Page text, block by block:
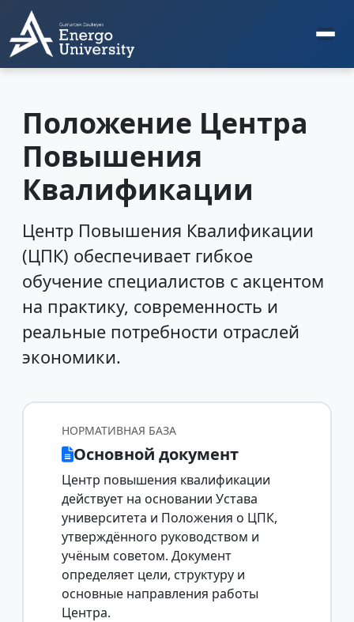
Положение Центра
Повышения
Квалификации
Центр Повышения Квалификации
(ЦПК) обеспечивает гибкое
обучение специалистов с акцентом
на практику, современность и
реальные потребности отраслей
экономики.
НОРМАТИВНАЯ БАЗА
Основной документ
Центр повышения квалификации
действует на основании Устава
университета и Положения о ЦПК,
утверждённого руководством и
учёным советом. Документ
определяет цели, структуру и
основные направления работы
Центра.